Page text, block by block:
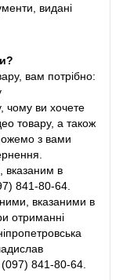
видані
вам потрібно:
чому ви хочете
товару, а також
з вами
вказаним в
841-80-64.
вказаними в
отриманні
841-80-64.